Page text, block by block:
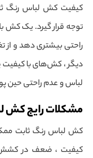
کیفیت کش لباس رنگ
توجه قرار گیرد. یک کش
راحتی بیشتری دهد و از
دیگر ، کش‌های با
لباس و عدم راحتی حین
مشکلات رایج کش
کش لباس رنگ ثابت
کیفیت ، ضعف در کشش